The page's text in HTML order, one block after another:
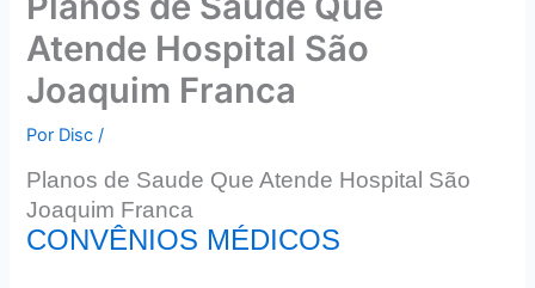
Atende Hospital São
Joaquim Franca
Por Disc/
Planos de Saude Que Atende Hospital São
Joaquim Franca
CONVÊNIOS MÉDICOS